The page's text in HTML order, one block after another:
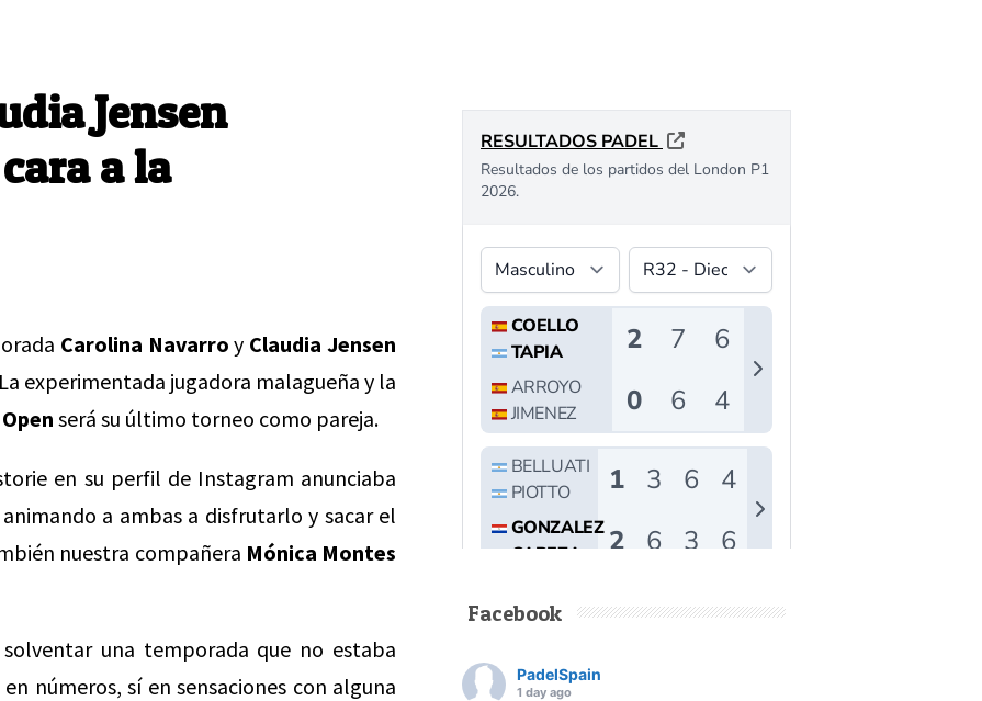
Jensen
a la
Carolina Navarro y Claudia Jensen
experimentada jugadora malagueña y la
será su último torneo como pareja.
en su perfil de Instagram anunciaba
a ambas a disfrutarlo y sacar el
nuestra compañera Mónica Montes
una temporada que no estaba
números, sí en sensaciones con alguna
Facebook
PadelSpain
1 day ago